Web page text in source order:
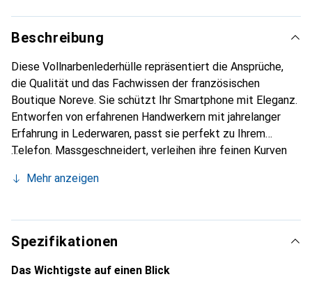
Beschreibung
Diese Vollnarbenlederhülle repräsentiert die Ansprüche,
die Qualität und das Fachwissen der französischen
Boutique Noreve. Sie schützt Ihr Smartphone mit Eleganz.
Entworfen von erfahrenen Handwerkern mit jahrelanger
Erfahrung in Lederwaren, passt sie perfekt zu Ihrem
Telefon. Massgeschneidert, verleihen ihre feinen Kurven
unverzichtbaren Accessoire für Ihr Smartphone.
die Marke Noreve eine zuverlässige Wahl für eine
anspruchsvolle Klientel.
Mehr anzeigen
Spezifikationen
Das Wichtigste auf einen Blick